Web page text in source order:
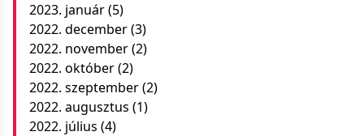
2023. január(5)
2022. december(3)
2022. november(2)
2022. október(2)
2022. szeptember(2)
2022. augusztus (1)
2022. július (4)